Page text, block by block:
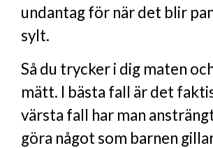
undantag för när det blir
sylt.
Så du trycker i dig maten
mätt. I bästa fall är det
värsta fall har man
göra något som barnen